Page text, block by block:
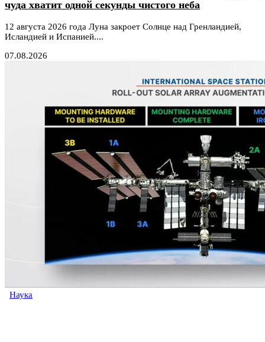
чуда хватит одной секунды чистого неба
12 августа 2026 года Луна закроет Солнце над Гренландией,
Исландией и Испанией....
07.08.2026
Наука